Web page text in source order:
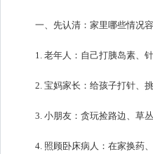
一、先认清：家里哪些情况
1. 老年人：自己打胰岛素、
2. 宝妈家长：给孩子打针、
3. 小朋友：贪玩捡路边、草
4. 照顾卧床病人：在家换药